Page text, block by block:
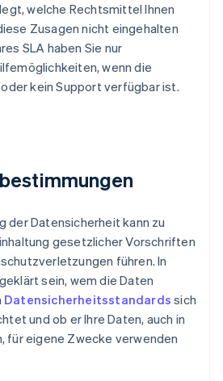
welche Rechtsmittel Ihnen
Zusagen nicht eingehalten
SLA haben Sie nur
wenn die
kein Support verfügbar ist.
der Datensicherheit kann zu
gesetzlicher Vorschriften
führen. In
sein, wem die Daten
Datensicherheitsstandards sich
und ob er Ihre Daten, auch in
für eigene Zwecke verwenden